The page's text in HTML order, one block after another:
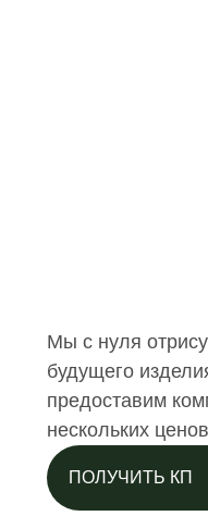
Мы с нуля
будущего
предоставим
нескольких
ПОЛУЧИТЬ КП